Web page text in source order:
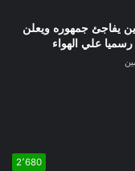
يفاجئ جمهوره ويعلن
رسميا علي الهواء
2٬680